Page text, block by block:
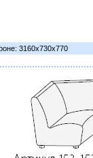
3160х730х770